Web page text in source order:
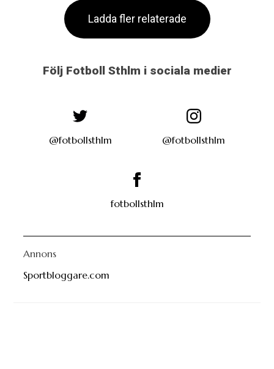
Ladda fler relaterade
Följ Fotboll Sthlm i sociala medier
@fotbollsthlm @fotbollsthlm
fotbollsthlm
Annons
Sportbloggare.com